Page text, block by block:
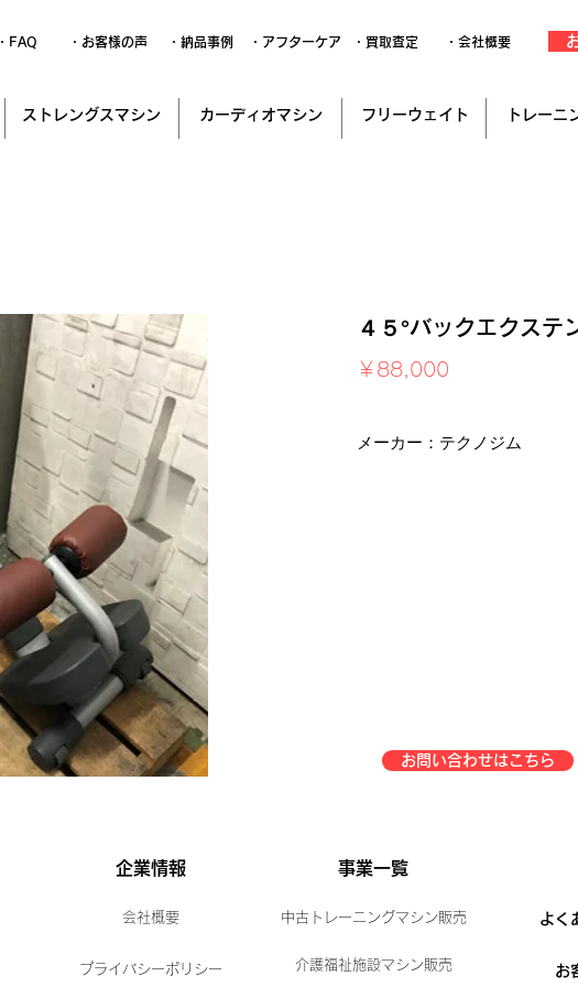
・FAQ ・お客様の声 ・納品事例 ・アフターケア ・買取査定 ・会社概要
ストレングスマシン カーディオマシン フリーウェイト トレーニ
４５°バックエクステ
￥88,000
メーカー：テクノジム
お問い合わせはこちら
企業情報 事業一覧
会社概要 中古トレーニングマシン販売 よく
プライバシーポリシー 介護福祉施設マシン販売 お